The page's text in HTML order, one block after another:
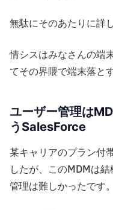
無駄にそのあたりに詳
情シスはみなさんの端
てその界隈で端末落と
ユーザー管理は
うSalesForce
某キャリアのプラン付
したが、このMDMは
管理は難しかったです。